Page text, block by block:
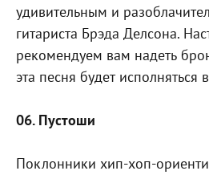
удивительным и
гитариста Брэда Делсона.
рекомендуем вам надеть
эта песня будет
06. Пустоши
Поклонники хип-хоп-